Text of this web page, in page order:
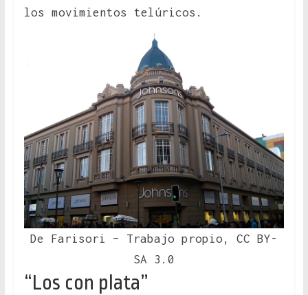
los movimientos telúricos.
De Farisori – Trabajo propio, CC BY-
SA 3.0
“Los con plata”